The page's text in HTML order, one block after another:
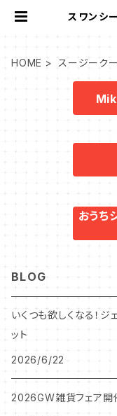
スワンシ
HOME
スージーク
おうち
BLOG
いくつも欲しくなる！ジ
ット
2026/6/22
2026GW雑貨フェア